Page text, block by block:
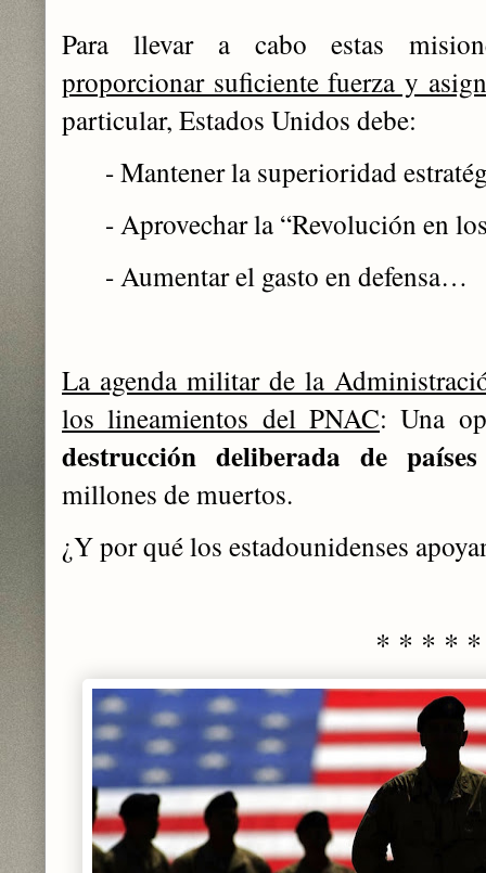
Para llevar a cabo estas
proporcionar suficiente fuerza y
particular, Estados Unidos debe:
- Mantener la superioridad
- Aprovechar la “Revolución en
- Aumentar el gasto en defensa…
La agenda militar de la
los lineamientos del PNAC: Una
destrucción deliberada de países
millones de muertos.
¿Y por qué los estadounidenses
* * * * *